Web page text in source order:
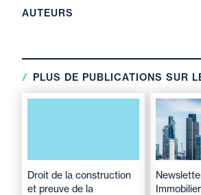
AUTEURS
PLUS DE PUBLICATIONS SUR
Droit de la construction
et preuve de la